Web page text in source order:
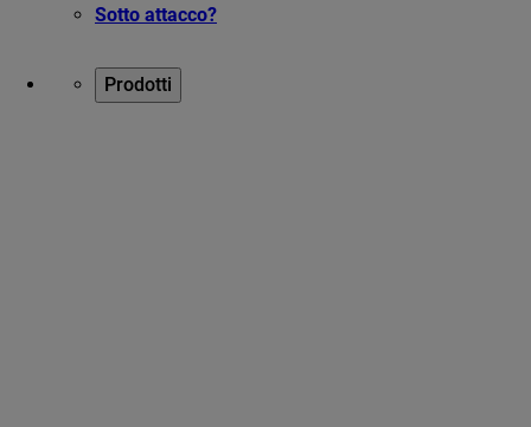
Sotto attacco?
Prodotti